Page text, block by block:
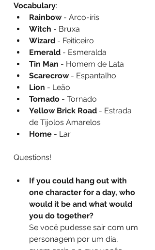
Vocabulary:
Rainbow - Arco-íris
Witch - Bruxa
Wizard - Feiticeiro
Emerald - Esmeralda
Tin Man - Homem de Lata
Scarecrow - Espantalho
Lion - Leão
Tornado - Tornado
Yellow Brick Road - Estrada
de Tijolos Amarelos
Home - Lar
Questions!
If you could hang out with
one character for a day, who
would it be and what would
you do together?
Se você pudesse sair com um
personagem por um dia,